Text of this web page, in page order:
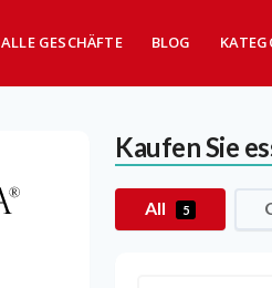
ALLE GESCHÄFTE BLOG
Kaufen Sie
All 5